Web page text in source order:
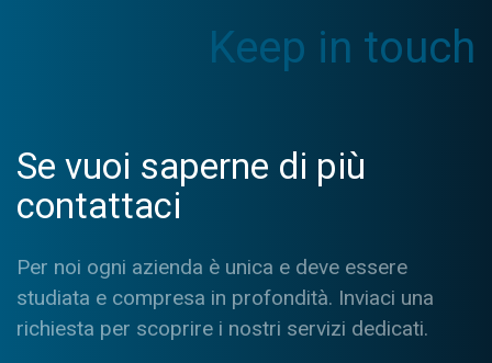
Keep in touch
Se vuoi saperne di più
contattaci
Per noi ogni azienda è unica e deve essere
studiata e compresa in profondità. Inviaci una
richiesta per scoprire i nostri servizi dedicati.